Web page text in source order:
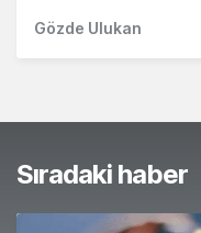
Gözde Ulukan
Sıradaki haber